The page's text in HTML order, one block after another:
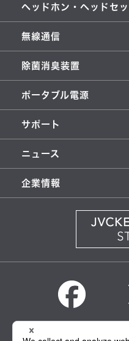
ヘッドホン・ヘッドセッ
無線通信
除菌消臭装置
ポータブル電源
サポート
ニュース
企業情報